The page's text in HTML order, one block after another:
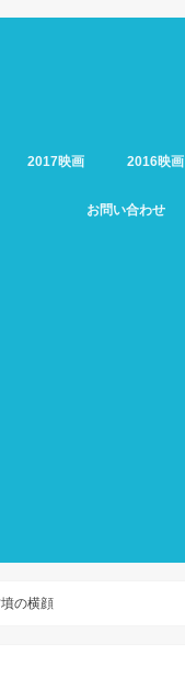
2017映画 2016映画
お問い合わせ
の横顔